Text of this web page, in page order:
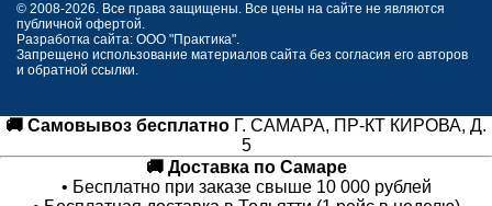
© 2008-2026. Все права защищены. Все цены на сайте не являются
публичной офертой.
Разработка сайта: ООО "Практика".
Запрещено использование материалов сайта без согласия его авторов
и обратной ссылки.
🚚 Самовывоз бесплатно Г. САМАРА, ПР-КТ КИРОВА, Д.
5
🚚 Доставка по Самаре
• Бесплатно при заказе свыше 10 000 рублей